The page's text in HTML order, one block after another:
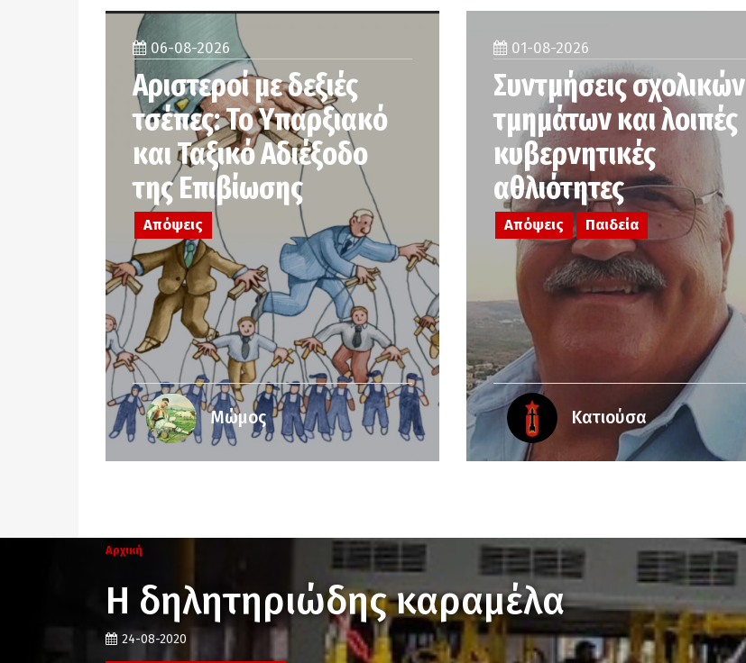
06-08-2026
Αριστεροί με δεξιές
τσέπες: Το Υπαρξιακό
και Ταξικό Αδιέξοδο
της Επιβίωσης
Απόψεις
Μώμος
01-08-2026
Συντμήσεις σχολικών
τμημάτων και λοιπές
κυβερνητικές
αθλιότητες
Απόψεις Παιδεία
Κατιούσα
Αρχική
Η δηλητηριώδης καραμέλα
24-08-2020